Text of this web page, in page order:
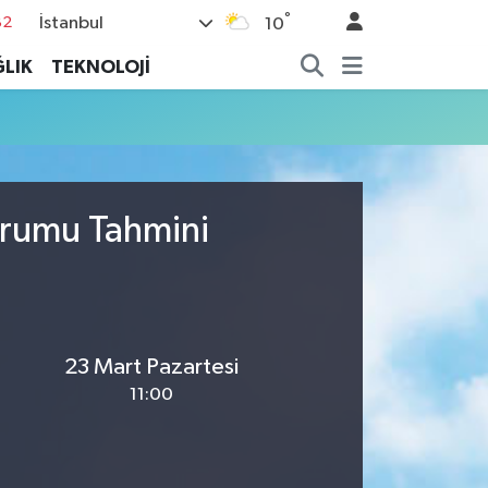
İstanbul 10°
TEKNOLOJİ
Tahmini
23 Mart Pazartesi
11:00